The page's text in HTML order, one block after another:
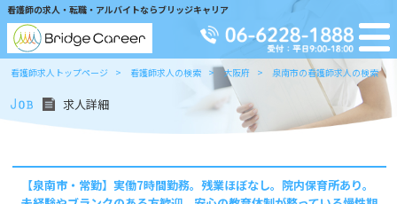
看護師の求人・転職・アルバイトならブリッジキャリア
看護師求人トップページ 看護師求人の検索 大阪府 泉南市の看護師求人の検索
求人詳細
【泉南市・常勤】実働7時間勤務。残業ほぼなし。院内保育所あり。